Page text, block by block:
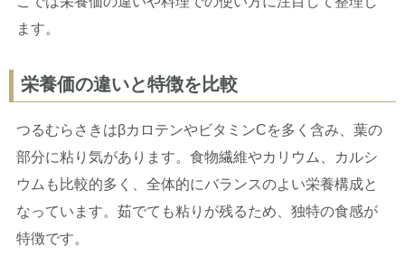
ます。
栄養価の違いと特徴を比較
つるむらさきはβカロテンやビタミンCを多く含み、葉の
部分に粘り気があります。食物繊維やカリウム、カルシ
ウムも比較的多く、全体的にバランスのよい栄養構成と
なっています。茹でても粘りが残るため、独特の食感が
特徴です。